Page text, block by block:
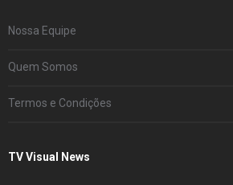
Nossa Equipe
Quem Somos
Termos e Condições
TV Visual News